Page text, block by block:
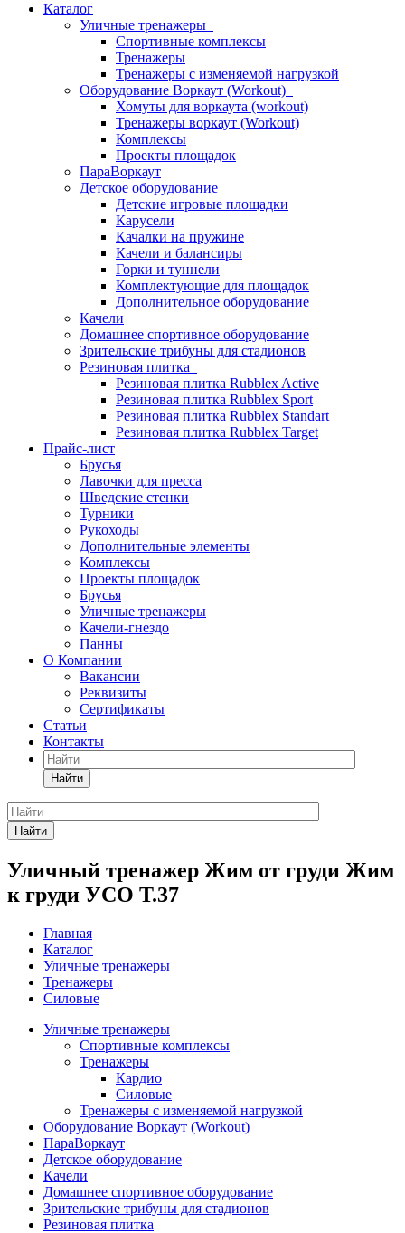
Каталог
Уличные тренажеры
Спортивные комплексы
Тренажеры
Тренажеры с изменяемой нагрузкой
Оборудование Воркаут (Workout)
Хомуты для воркаута (workout)
Тренажеры воркаут (Workout)
Комплексы
Проекты площадок
ПараВоркаут
Детское оборудование
Детские игровые площадки
Карусели
Качалки на пружине
Качели и балансиры
Горки и туннели
Комплектующие для площадок
Дополнительное оборудование
Качели
Домашнее спортивное оборудование
Зрительские трибуны для стадионов
Резиновая плитка
Резиновая плитка Rubblex Active
Резиновая плитка Rubblex Sport
Резиновая плитка Rubblex Standart
Резиновая плитка Rubblex Target
Прайс-лист
Брусья
Лавочки для пресса
Шведские стенки
Турники
Рукоходы
Дополнительные элементы
Комплексы
Проекты площадок
Брусья
Уличные тренажеры
Качели-гнездо
Панны
О Компании
Вакансии
Реквизиты
Сертификаты
Статьи
Контакты
Найти
Найти
Уличный тренажер Жим от груди Жим
к груди УСО Т.37
Главная
Каталог
Уличные тренажеры
Тренажеры
Силовые
Уличные тренажеры
Спортивные комплексы
Тренажеры
Кардио
Силовые
Тренажеры с изменяемой нагрузкой
Оборудование Воркаут (Workout)
ПараВоркаут
Детское оборудование
Качели
Домашнее спортивное оборудование
Зрительские трибуны для стадионов
Резиновая плитка